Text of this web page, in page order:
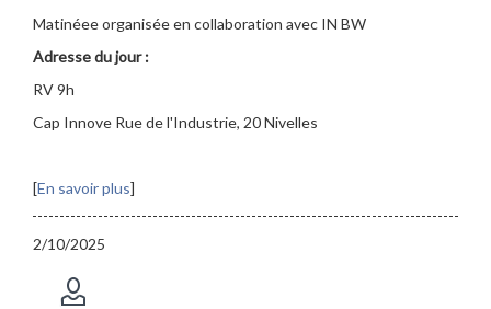
Matinéee organisée en collaboration avec IN BW
Adresse du jour :
RV 9h
Cap Innove Rue de l'Industrie, 20 Nivelles
[En savoir plus]
2/10/2025